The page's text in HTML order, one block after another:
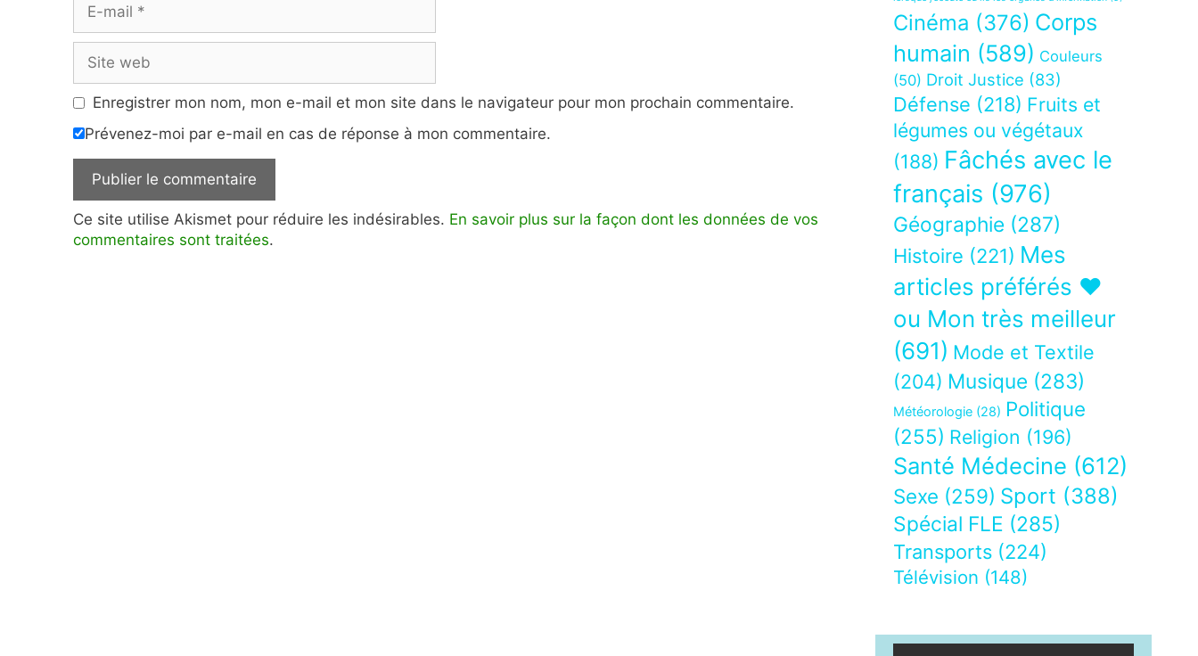
mail
web
Enregistrer mon nom, mon e-mail et mon site dans le navigateur pour mon prochain commentaire.
Prévenez-moi par e-mail en cas de réponse à mon commentaire.
Ce site utilise Akismet pour réduire les indésirables. En savoir plus sur la façon dont les données de vos
commentaires sont traitées.
Cinéma (376) Corps
humain (589) Couleurs
(50) Droit Justice (83)
Défense (218) Fruits et
légumes ou végétaux
(188) Fâchés avec le
français (976)
Géographie (287)
Histoire (221) Mes
articles préférés ❤
ou Mon très meilleur
(691) Mode et Textile
(204) Musique (283)
Météorologie (28) Politique
(255) Religion (196)
Santé Médecine (612)
Sexe (259) Sport (388)
Spécial FLE (285)
Transports (224)
Télévision (148)